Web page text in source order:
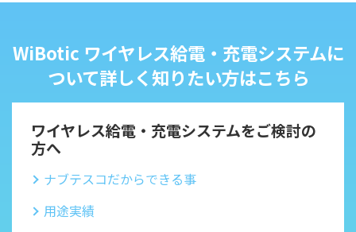
WiBotic ワイヤレス給電・充電システムに
ついて詳しく知りたい方はこちら
ワイヤレス給電・充電システムをご検討の
方へ
ナブテスコだからできる事
用途実績